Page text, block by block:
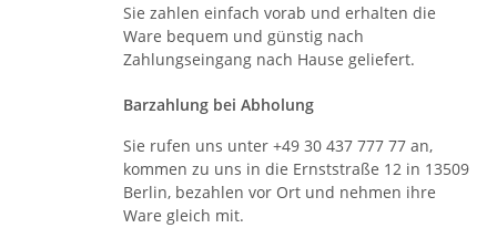
Sie zahlen einfach vorab und erhalten die
Ware bequem und günstig nach
Zahlungseingang nach Hause geliefert.
Barzahlung bei Abholung
Sie rufen uns unter +49 30 437 777 77 an,
kommen zu uns in die Ernststraße 12 in 13509
Berlin, bezahlen vor Ort und nehmen ihre
Ware gleich mit.